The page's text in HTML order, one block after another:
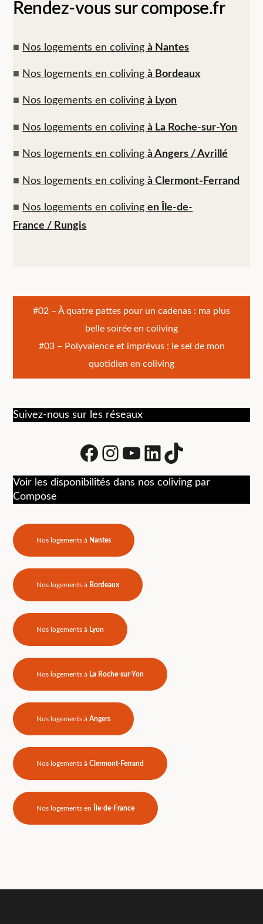
Rendez-vous sur compose.fr
■ Nos logements en colivingà Nantes
■ Nos logements en colivingà Bordeaux
■ Nos logements en colivingà Lyon
■ Nos logements en colivingà La Roche-sur-Yon
■ Nos logements en colivingà Angers / Avrillé
■ Nos logements en colivingà Clermont-Ferrand
■ Nos logements en colivingen Île-de-
France / Rungis
Navigation
de
#02 – À quatre pattes pour un cadenas : ma plus
belle soirée en coliving
#03 – Polyvalence et imprévus : le sel de mon
quotidien en coliving
Suivez-nous sur les réseaux
Facebook
Instagram
Youtube
LinkedIn
tiktok
Voir les disponibilités dans nos coliving par
Compose
Nos logements à Nantes
Nos logements à Bordeaux
Nos logements à Lyon
Nos logements à La Roche-sur-Yon
Nos logements àAngers
Nos logements àClermont-Ferrand
Nos logements en Île-de-France